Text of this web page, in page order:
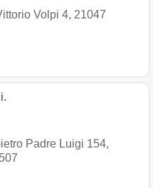
Volpi 4, 21047
Padre Luigi 154,